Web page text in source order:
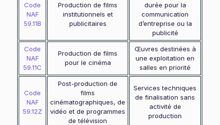
Code
NAF
59.11B
Production de films
institutionnels et
publicitaires
durée pour la
communication
d’entreprise ou la
publicité
Code
NAF
59.11C
Production de films
pour le cinéma
Œuvres destinées à
une exploitation en
salles en priorité
Code
NAF
59.12Z
Post-production de
films
cinématographiques, de
vidéo et de programmes
de télévision
Services techniques
de finalisation sans
activité de
production